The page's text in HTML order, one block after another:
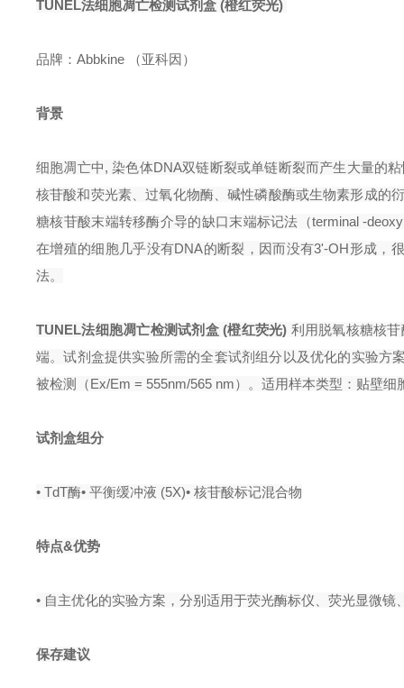
TUNEL法细胞凋亡检测试剂盒 (橙红荧光)
品牌：Abbkine （亚科因）
背景
细胞凋亡中, 染色体DNA双链断裂或单链断裂而产生大量的
核苷酸和荧光素、过氧化物酶、碱性磷酸酶或生物素形成的
糖核苷酸末端转移酶介导的缺口末端标记法（terminal -
在增殖的细胞几乎没有DNA的断裂，因而没有3'-OH形成，
法。
TUNEL法细胞凋亡检测试剂盒 (橙红荧光) 利用脱氧核糖核
端。试剂盒提供实验所需的全套试剂组分以及优化的实验方
被检测（Ex/Em = 555nm/565 nm）。适用样本类型：贴壁
试剂盒组分
• TdT酶• 平衡缓冲液 (5X)• 核苷酸标记混合物
特点&优势
• 自主优化的实验方案，分别适用于荧光酶标仪、荧光显微镜
保存建议